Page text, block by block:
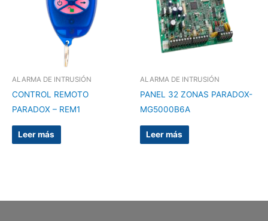
ALARMA DE INTRUSIÓN
CONTROL REMOTO
PARADOX – REM1
Leer más
ALARMA DE INTRUSIÓN
PANEL 32 ZONAS PARADOX-
MG5000B6A
Leer más